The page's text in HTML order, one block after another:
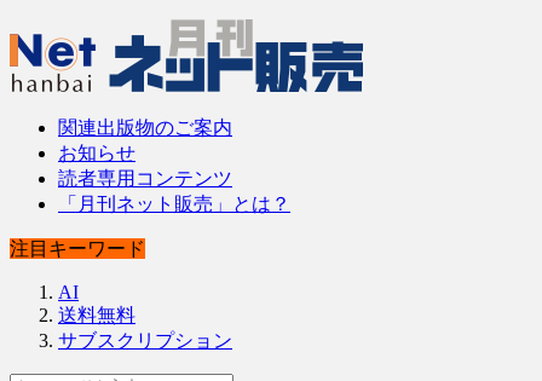
関連出版物のご案内
お知らせ
読者専用コンテンツ
「月刊ネット販売」とは？
注目キーワード
AI
送料無料
サブスクリプション